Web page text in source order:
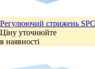
Регулюючий стрижень
Ціну уточнюйте
в наявності